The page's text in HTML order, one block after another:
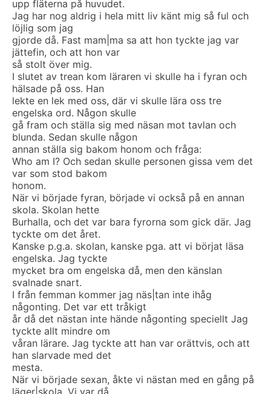
upp fläterna på huvudet.
Jag har nog aldrig i hela mitt liv känt mig så ful och
löjlig som jag
gjorde då. Fast mam|ma sa att hon tyckte jag var
jättefin, och att hon var
så stolt över mig.
I slutet av trean kom läraren vi skulle ha i fyran och
hälsade på oss. Han
lekte en lek med oss, där vi skulle lära oss tre
engelska ord. Någon skulle
gå fram och ställa sig med näsan mot tavlan och
blunda. Sedan skulle någon
annan ställa sig bakom honom och fråga:
Who am I? Och sedan skulle personen gissa vem det
var som stod bakom
honom.
När vi började fyran, började vi också på en annan
skola. Skolan hette
Burhalla, och det var bara fyrorna som gick där. Jag
tyckte om det året.
Kanske p.g.a. skolan, kanske pga. att vi börjat läsa
engelska. Jag tyckte
mycket bra om engelska då, men den känslan
svalnade snart.
I från femman kommer jag näs|tan inte ihåg
någonting. Det var ett tråkigt
år då det nästan inte hände någonting speciellt Jag
tyckte allt mindre om
våran lärare. Jag tyckte att han var orättvis, och att
han slarvade med det
mesta.
När vi började sexan, åkte vi nästan med en gång på
läger|skola. Vi var då